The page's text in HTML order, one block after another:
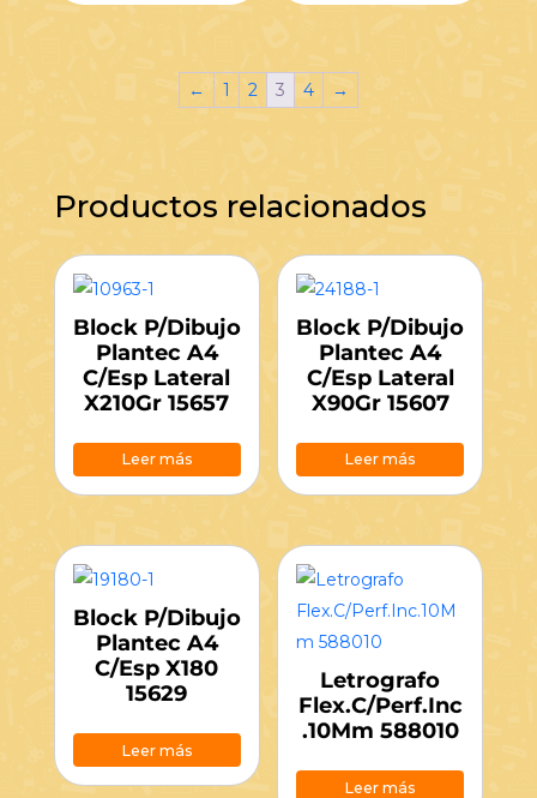
← 1 2 3 4 →
Productos relacionados
Block P/Dibujo
Plantec A4
C/Esp Lateral
X210Gr 15657
Leer más
Block P/Dibujo
Plantec A4
C/Esp Lateral
X90Gr 15607
Leer más
Block P/Dibujo
Plantec A4
C/Esp X180
15629
Leer más
Letrografo
Flex.C/Perf.Inc
.10Mm 588010
Leer más